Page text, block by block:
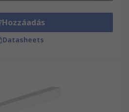
Hozzáadás
Datasheets